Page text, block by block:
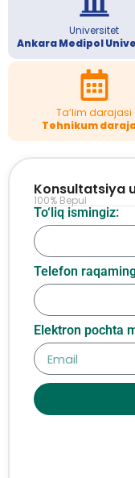
Universitet
Ankara Medipol
Ta’lim darajasi
Tehnikum
To‘liq ismingiz:
Telefon
Elektron pochta
Konsultatsiya
100% Bepul